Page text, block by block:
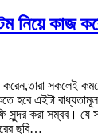
নিয়ে কাজ
সকলেই
হবে এইটা
করা সম্বব। যে
ছবি…